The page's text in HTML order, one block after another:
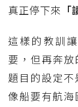
真正停下來 「
這樣的教訓
要，但再奔放
題目的設定
像船要有航